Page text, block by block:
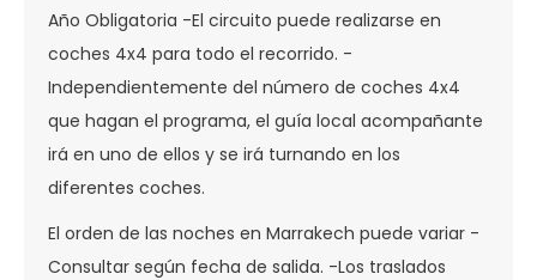
Año Obligatoria -El circuito puede realizarse en
coches 4x4 para todo el recorrido. -
Independientemente del número de coches 4x4
que hagan el programa, el guía local acompañante
irá en uno de ellos y se irá turnando en los
diferentes coches.
El orden de las noches en Marrakech puede variar -
Consultar según fecha de salida. -Los traslados